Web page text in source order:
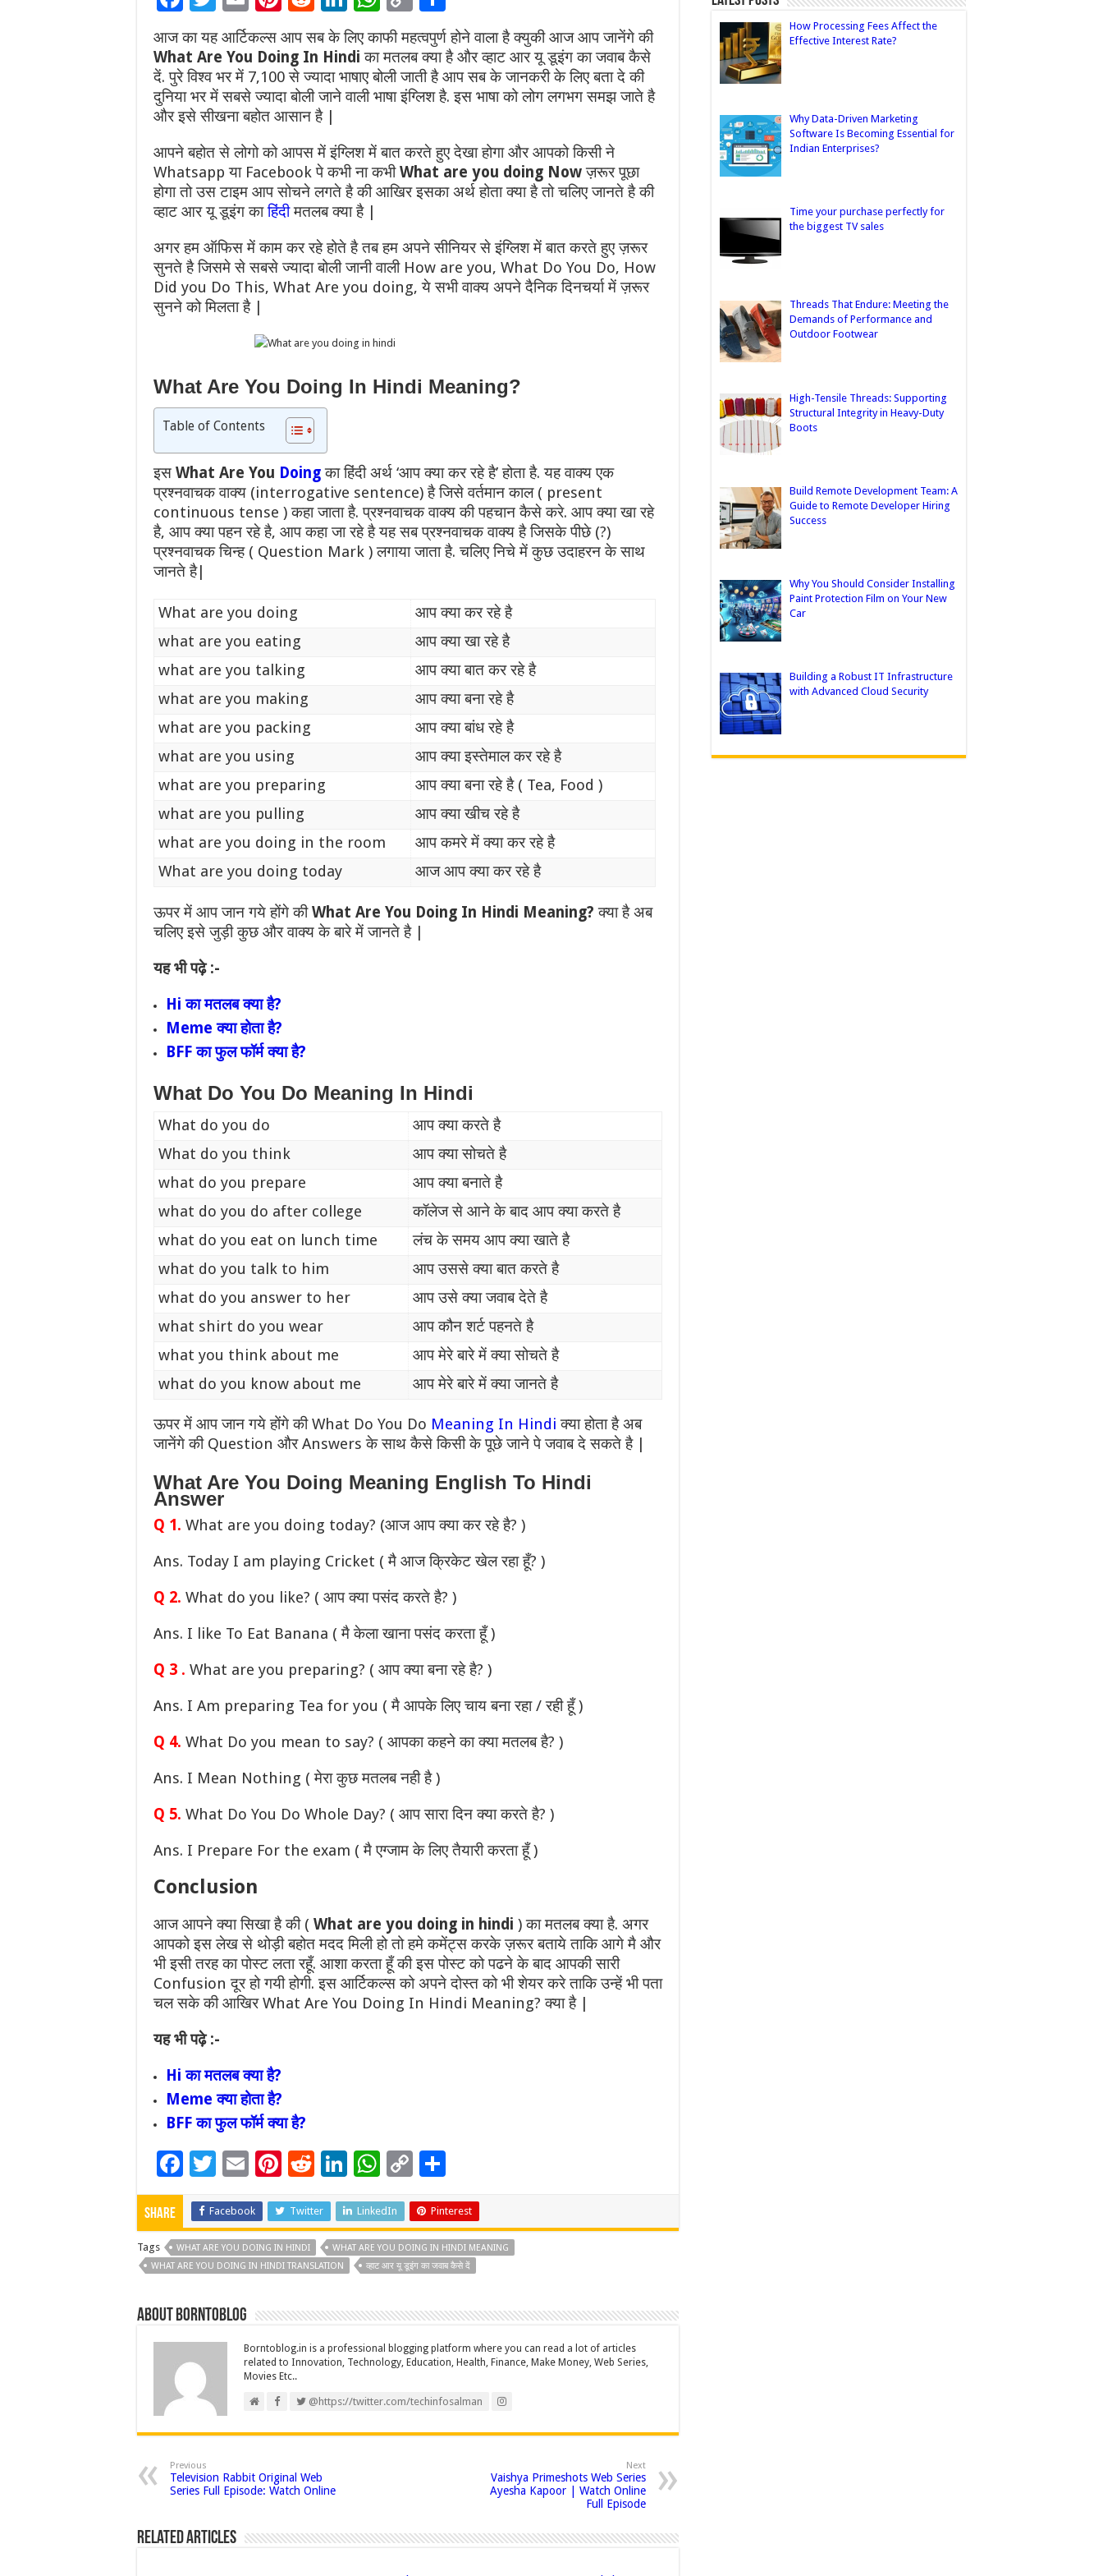
–
व्हाट
आर
डूइंग
जवाब
ac
e
b
o
o
k
wi
tt
er
m
ai
l
nt
er
es
t
e
d
di
t
n
k
e
dI
h
at
sA
p
o
p
y
Li
k
h
ar
e
आज का यह आर्टिकल्स आप सब के लिए काफी महत्वपुर्ण होने वाला है क्युकी आज आप जानेंगे की
What Are You Doing In Hindi का मतलब क्या है और व्हाट आर यू डूइंग का जवाब कैसे
दें. पुरे विश्व भर में 7,100 से ज्यादा भाषाए बोली जाती है आप सब के जानकरी के लिए बता दे की
दुनिया भर में सबसे ज्यादा बोली जाने वाली भाषा इंग्लिश है. इस भाषा को लोग लगभग समझ जाते है
और इसे सीखना बहोत आसान है |
आपने बहोत से लोगो को आपस में इंग्लिश में बात करते हुए देखा होगा और आपको किसी ने
Whatsapp या Facebook पे कभी ना कभीWhat are you doing Nowज़रूर पूछा
होगा तो उस टाइम आप सोचने लगते है की आखिर इसका अर्थ होता क्या है तो चलिए जानते है की
व्हाट आर यू डूइंग काहिंदीमतलब क्या है |
अगर हम ऑफिस में काम कर रहे होते है तब हम अपने सीनियर से इंग्लिश में बात करते हुए ज़रूर
सुनते है जिसमे से सबसे ज्यादा बोली जानी वाली How are you, What Do You Do, How
Did you Do This, What Are you doing, ये सभी वाक्य अपने दैनिक दिनचर्या में ज़रूर
सुनने को मिलता है |
What Are You Doing In Hindi Meaning?
Table of Contents
इस What Are You Doingका हिंदी अर्थ ‘आप क्या कर रहे है’ होता है. यह वाक्य एक
प्रश्नवाचक वाक्य (interrogative sentence) है जिसे वर्तमान काल ( present
continuous tense ) कहा जाता है. प्रश्नवाचक वाक्य की पहचान कैसे करे. आप क्या खा रहे
है, आप क्या पहन रहे है, आप कहा जा रहे है यह सब प्रश्नवाचक वाक्य है जिसके पीछे (?)
प्रश्नवाचक चिन्ह ( Question Mark ) लगाया जाता है. चलिए निचे में कुछ उदाहरन के साथ
जानते है|
What are you doing
आप क्या कर रहे है
what are you eating
आप क्या खा रहे है
what are you talking
आप क्या बात कर रहे है
what are you making
आप क्या बना रहे है
what are you packing
आप क्या बांध रहे है
what are you using
आप क्या इस्तेमाल कर रहे है
what are you preparing
आप क्या बना रहे है ( Tea, Food )
what are you pulling
आप क्या खीच रहे है
what are you doing in the room
आप कमरे में क्या कर रहे है
What are you doing today
आज आप क्या कर रहे है
ऊपर में आप जान गये होंगे कीWhat Are You Doing In Hindi Meaning? क्या है अब
चलिए इसे जुड़ी कुछ और वाक्य के बारे में जानते है |
यह भी पढ़े :-
Hi का मतलब क्या है?
Meme क्या होता है?
BFF का फुल फॉर्म क्या है?
What Do You Do Meaning In Hindi
What do you do
आप क्या करते है
What do you think
आप क्या सोचते है
what do you prepare
आप क्या बनाते है
what do you do after college
कॉलेज से आने के बाद आप क्या करते है
what do you eat on lunch time
लंच के समय आप क्या खाते है
what do you talk to him
आप उससे क्या बात करते है
what do you answer to her
आप उसे क्या जवाब देते है
what shirt do you wear
आप कौन शर्ट पहनते है
what you think about me
आप मेरे बारे में क्या सोचते है
what do you know about me
आप मेरे बारे में क्या जानते है
ऊपर में आप जान गये होंगे की What Do You Do Meaning In Hindi क्या होता है अब
जानेंगे की Question और Answers के साथ कैसे किसी के पूछे जाने पे जवाब दे सकते है |
What Are You Doing Meaning English To Hindi
Answer
Q 1. What are you doing today? (आज आप क्या कर रहे है? )
Ans. Today I am playing Cricket ( मै आज क्रिकेट खेल रहा हूँ? )
Q 2. What do you like? ( आप क्या पसंद करते है? )
Ans. I like To Eat Banana ( मै केला खाना पसंद करता हूँ )
Q 3 . What are you preparing? ( आप क्या बना रहे है? )
Ans. I Am preparing Tea for you ( मै आपके लिए चाय बना रहा / रही हूँ )
Q 4. What Do you mean to say? ( आपका कहने का क्या मतलब है? )
Ans. I Mean Nothing ( मेरा कुछ मतलब नही है )
Q 5. What Do You Do Whole Day? ( आप सारा दिन क्या करते है? )
Ans. I Prepare For the exam ( मै एग्जाम के लिए तैयारी करता हूँ )
Conclusion
आज आपने क्या सिखा है की ( What are you doing in hindi ) का मतलब क्या है. अगर
आपको इस लेख से थोड़ी बहोत मदद मिली हो तो हमे कमेंट्स करके ज़रूर बताये ताकि आगे मै और
भी इसी तरह का पोस्ट लता रहूँ. आशा करता हूँ की इस पोस्ट को पढने के बाद आपकी सारी
Confusion दूर हो गयी होगी. इस आर्टिकल्स को अपने दोस्त को भी शेयर करे ताकि उन्हें भी पता
चल सके की आखिर What Are You Doing In Hindi Meaning? क्या है |
यह भी पढ़े :-
Hi का मतलब क्या है?
Meme क्या होता है?
BFF का फुल फॉर्म क्या है?
F
e
b
o
k
T
tt
er
E
ai
l
Pi
er
es
t
R
d
di
t
Li
k
e
dI
W
at
sA
p
C
p
y
Li
k
ar
e
Share Facebook Twitter LinkedIn Pinterest
Tags WHAT ARE YOU DOING IN HINDI
WHAT ARE YOU DOING IN HINDI MEANING
WHAT ARE YOU DOING IN HINDI TRANSLATION
व्हाट आर यू डूइंग का जवाब कैसे दें
About borntoblog
Borntoblog.in is a professional blogging platform where you can read a lot of articles
related to Innovation, Technology, Education, Health, Finance, Make Money, Web Series,
Movies Etc..
@https://twitter.com/techinfosalman
Previous
Television Rabbit Original Web
Series Full Episode: Watch Online
Next
Vaishya Primeshots Web Series
Ayesha Kapoor | Watch Online
Full Episode
Related Articles
How Processing Fees Affect the
Effective Interest Rate?
Why Data-Driven Marketing
Software Is Becoming Essential for
Indian Enterprises?
Time your purchase perfectly for
the biggest TV sales
Threads That Endure: Meeting the
Demands of Performance and
Outdoor Footwear
High-Tensile Threads: Supporting
Structural Integrity in Heavy-Duty
Boots
Build Remote Development Team: A
Guide to Remote Developer Hiring
Success
Why You Should Consider Installing
Paint Protection Film on Your New
Car
Building a Robust IT Infrastructure
with Advanced Cloud Security